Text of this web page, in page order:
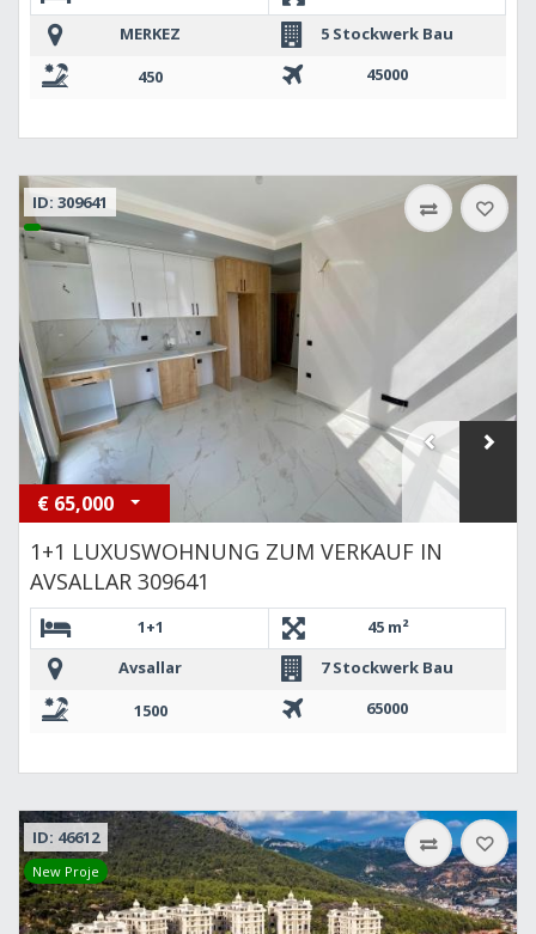
MERKEZ
5 Stockwerk Bau
450
45000
ID: 309641
€ 65,000
1+1 LUXUSWOHNUNG ZUM VERKAUF IN
AVSALLAR 309641
1+1
45 m²
Avsallar
7 Stockwerk Bau
1500
65000
ID: 46612
New Proje